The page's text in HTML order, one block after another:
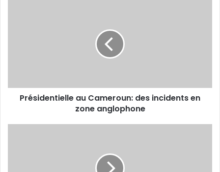
Présidentielle au Cameroun: des incidents en
zone anglophone